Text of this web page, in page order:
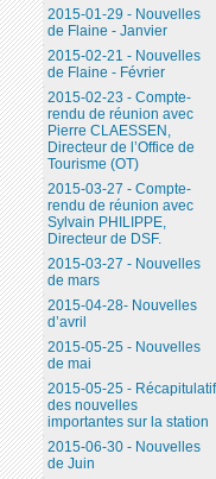
2015-01-29 - Nouvelles
de Flaine - Janvier
2015-02-21 - Nouvelles
de Flaine - Février
2015-02-23 - Compte-
rendu de réunion avec
Pierre CLAESSEN,
Directeur de l’Office de
Tourisme (OT)
2015-03-27 - Compte-
rendu de réunion avec
Sylvain PHILIPPE,
Directeur de DSF.
2015-03-27 - Nouvelles
de mars
2015-04-28- Nouvelles
d’avril
2015-05-25 - Nouvelles
de mai
2015-05-25 - Récapitulatif
des nouvelles
importantes sur la station
2015-06-30 - Nouvelles
de Juin